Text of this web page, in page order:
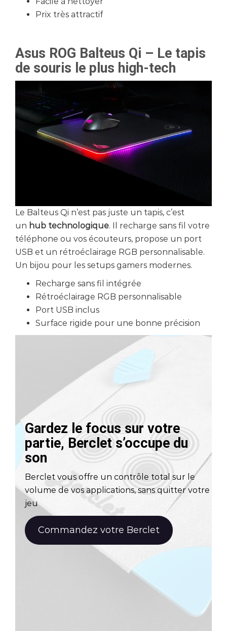
Prix très attractif
Asus ROG Balteus Qi – Le tapis
de souris le plus high-tech
Le Balteus Qi n’est pas juste un tapis, c’est
un hub technologique. Il recharge sans fil votre
téléphone ou vos écouteurs, propose un port
USB et un rétroéclairage RGB personnalisable.
Un bijou pour les setups gamers modernes.
Recharge sans fil intégrée
Rétroéclairage RGB personnalisable
Port USB inclus
Surface rigide pour une bonne précision
Gardez le focus sur votre
partie, Berclet s’occupe du
son
Berclet vous offre un contrôle total sur le
volume de vos applications, sans quitter votre
jeu
Commandez votre Berclet